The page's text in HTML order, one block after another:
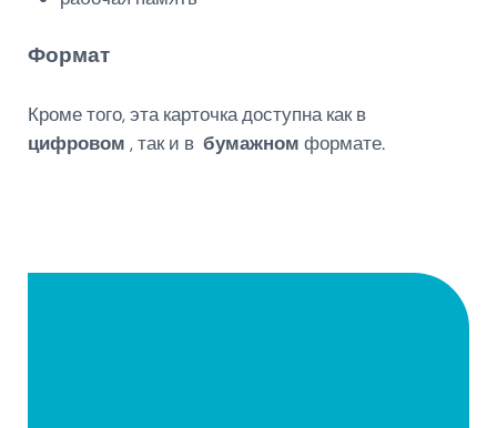
Формат
Кроме того, эта карточка доступна как в
цифровом , так и в бумажном формате.